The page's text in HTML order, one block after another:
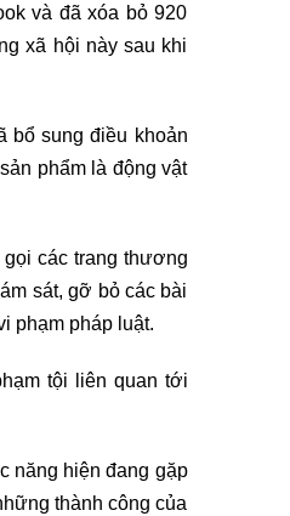
và đã xóa bỏ 920
xã hội này sau khi
bổ sung điều khoản
phẩm là động vật
các trang thương
sát, gỡ bỏ các bài
phạm pháp luật.
tội liên quan tới
năng hiện đang gặp
thành công của